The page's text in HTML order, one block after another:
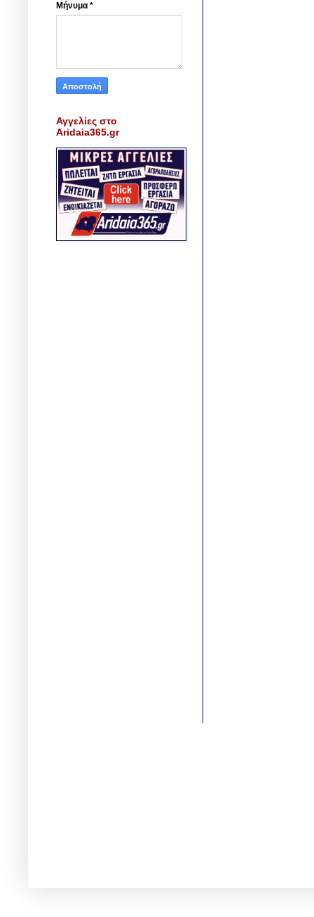
Μήνυμα *
Αγγελίες στο
Aridaia365.gr